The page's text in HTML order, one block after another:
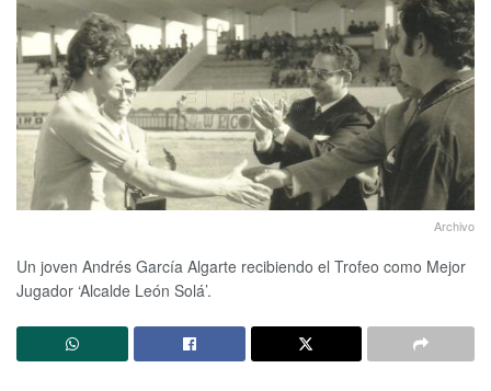
Archivo
Un joven Andrés García Algarte recibiendo el Trofeo como Mejor
Jugador ‘Alcalde León Solá’.